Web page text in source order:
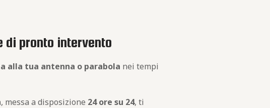
di pronto intervento
alla tua antenna o parabola nei tempi
, messa a disposizione 24 ore su 24, ti